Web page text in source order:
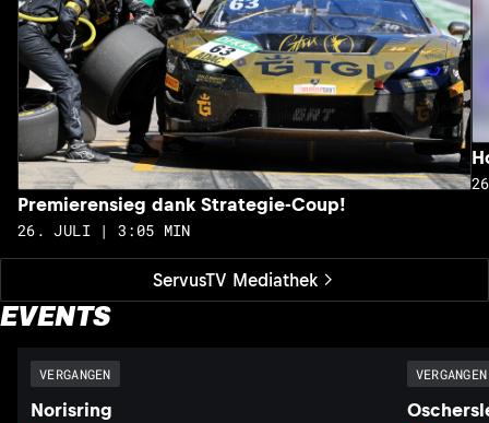
ServusTV Mediathek
Premierensieg dank Strategie-Coup!
26. JULI | 3:05 MIN
EVENTS
VERGANGEN
Norisring
VERGANGEN